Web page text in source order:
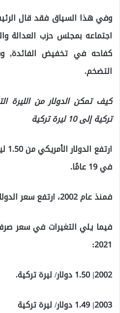
وفي هذا السياق فقد قال
اجتماعه بمجلس حزب العدالة
كفاحه في تخفيض
التضخم.
تركية إلى 10 ليرة تركية
في 19 عامًا.
فمنذ عام 2002، ارتفع سعر الدولار 6.6 أضعاف.
2021:
2002| 1.50 دولار/ ليرة تركية.
2003| 1.49 دولار/ ليرة تركية